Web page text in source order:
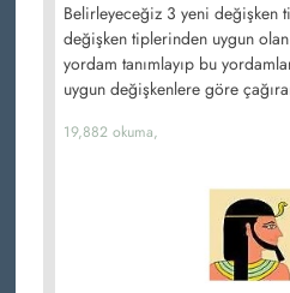
Belirleyeceğiz 3 yeni değişken
değişken tiplerinden uygun
yordam tanımlayıp bu
uygun değişkenlere göre
19,882 okuma,